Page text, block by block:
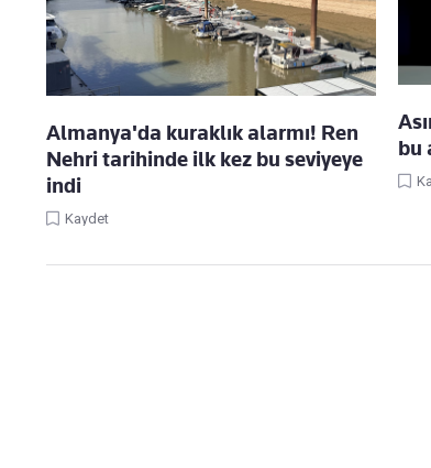
Almanya'da kuraklık alarmı! Ren
Nehri tarihinde ilk kez bu seviyeye
indi
Kaydet
bu